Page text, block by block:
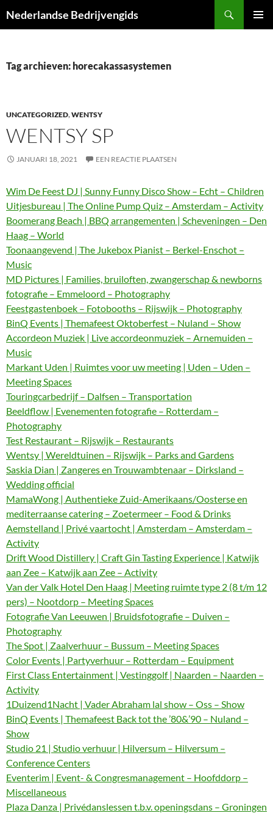
naar
Nederlandse Bedrijvengids
Tag archieven: horecakassasystemen
UNCATEGORIZED,WENTSY
WENTSY SP
JANUARI 18, 2021 EEN REACTIE PLAATSEN
Wim De Feest DJ | Sunny Funny Disco Show – Echt – Children
Uitjesbureau | The Online Pump Quiz – Amsterdam – Activity
Boomerang Beach | BBQ arrangementen | Scheveningen – Den
Haag – World
Toonaangevend | The Jukebox Pianist – Berkel-Enschot –
Music
MD Pictures | Families, bruiloften, zwangerschap & newborns
fotografie – Emmeloord – Photography
Feestgastenboek – Fotobooths – Rijswijk – Photography
BinQ Events | Themafeest Oktoberfest – Nuland – Show
Accordeon Muziek | Live accordeonmuziek – Arnemuiden –
Music
Markant Uden | Ruimtes voor uw meeting | Uden – Uden –
Meeting Spaces
Touringcarbedrijf – Dalfsen – Transportation
Beeldflow | Evenementen fotografie – Rotterdam –
Photography
Test Restaurant – Rijswijk – Restaurants
Wentsy | Wereldtuinen – Rijswijk – Parks and Gardens
Saskia Dian | Zangeres en Trouwambtenaar – Dirksland –
Wedding official
MamaWong | Authentieke Zuid-Amerikaans/Oosterse en
mediterraanse catering – Zoetermeer – Food & Drinks
Aemstelland | Privé vaartocht | Amsterdam – Amsterdam –
Activity
Drift Wood Distillery | Craft Gin Tasting Experience | Katwijk
aan Zee – Katwijk aan Zee – Activity
Van der Valk Hotel Den Haag | Meeting ruimte type 2 (8 t/m 12
pers) – Nootdorp – Meeting Spaces
Fotografie Van Leeuwen | Bruidsfotografie – Duiven –
Photography
The Spot | Zaalverhuur – Bussum – Meeting Spaces
Color Events | Partyverhuur – Rotterdam – Equipment
First Class Entertainment | Vestinggolf | Naarden – Naarden –
Activity
1Duizend1Nacht | Vader Abraham lal show – Oss – Show
BinQ Events | Themafeest Back tot the ’80&’90 – Nuland –
Show
Studio 21 | Studio verhuur | Hilversum – Hilversum –
Conference Centers
Eventerim | Event- & Congresmanagement – Hoofddorp –
Miscellaneous
Plaza Danza | Privédanslessen t.b.v. openingsdans – Groningen